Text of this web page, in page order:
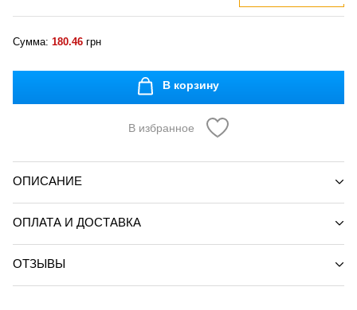
Сумма: 180.46 грн
В корзину
В избранное
ОПИСАНИЕ
ОПЛАТА И ДОСТАВКА
ОТЗЫВЫ